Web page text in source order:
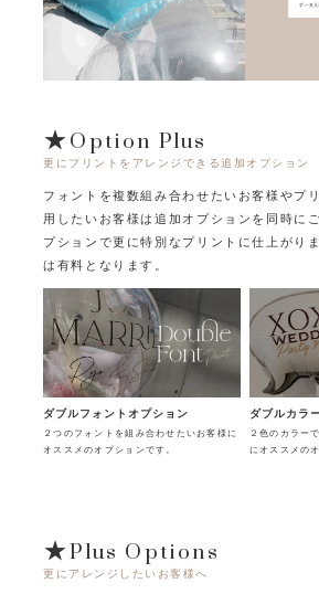
★Option Plus
更にプリントをアレンジできる追加オプション
フォントを複数組み合わせたいお客様やプ
用したいお客様は追加オプションを同時に
プションで更に特別なプリントに仕上がり
は有料となります。
ダブルフォントオプション
２つのフォントを組み合わせたいお客様に
オススメのオプションです。
ダブルカラ
２色のカラー
にオススメの
★Plus Options
更にアレンジしたいお客様へ